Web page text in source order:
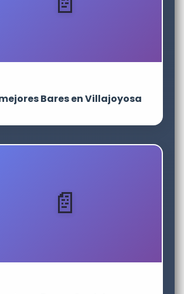
Bares en Villajoyosa